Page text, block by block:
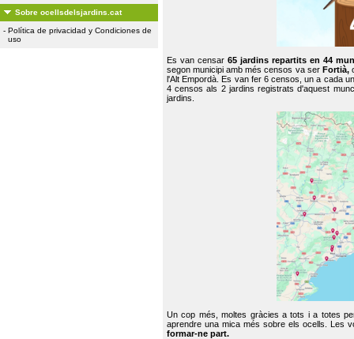
Sobre ocellsdelsjardins.cat
- Política de privacidad y Condiciones de
uso
Es van censar65 jardins repartits en 44
segon municipi amb més censos va ser Fortià,
l'Alt Empordà. Es van fer 6 censos, un a cada
4 censos als 2 jardins registrats d'aquest
jardins.
Un cop més, moltes gràcies a tots i a totes
aprendre una mica més sobre els ocells. Les
formar-ne part.